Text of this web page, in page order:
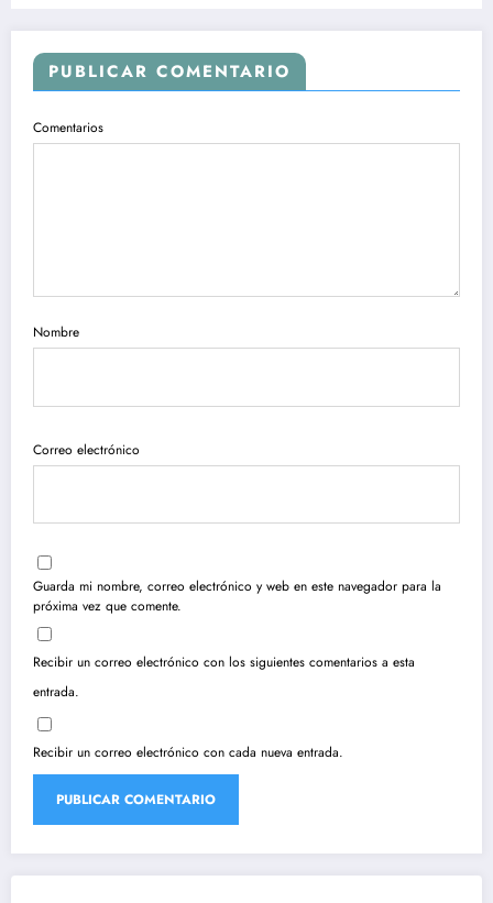
PUBLICAR COMENTARIO
Comentarios
Nombre
Correo electrónico
Guarda mi nombre, correo electrónico y web en este navegador para la
próxima vez que comente.
Recibir un correo electrónico con los siguientes comentarios a esta
entrada.
Recibir un correo electrónico con cada nueva entrada.